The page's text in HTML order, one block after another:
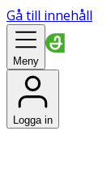
Gå till innehåll
Meny
Logga in